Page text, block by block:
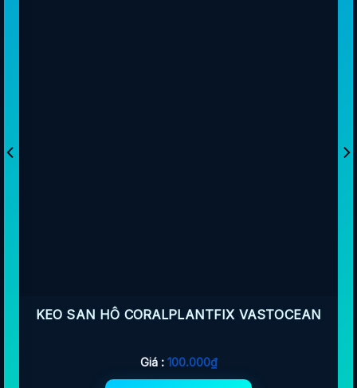
KEO SAN HÔ CORALPLANTFIX VASTOCEAN
Giá : 100.000₫